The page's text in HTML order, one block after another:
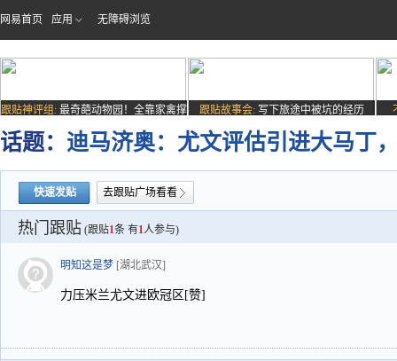
网易首页 应用 无障碍浏览
跟贴神评组: 最奇葩动物园！全靠家禽撑
场子
跟贴故事会: 写下旅途中被坑的经历
话题： 迪马济奥：尤文评估引进大马丁
快速发贴 去跟贴广场看看
热门跟贴 (跟贴1条 有1人参与)
明知这是梦 [湖北武汉]
力压米兰尤文进欧冠区[赞]